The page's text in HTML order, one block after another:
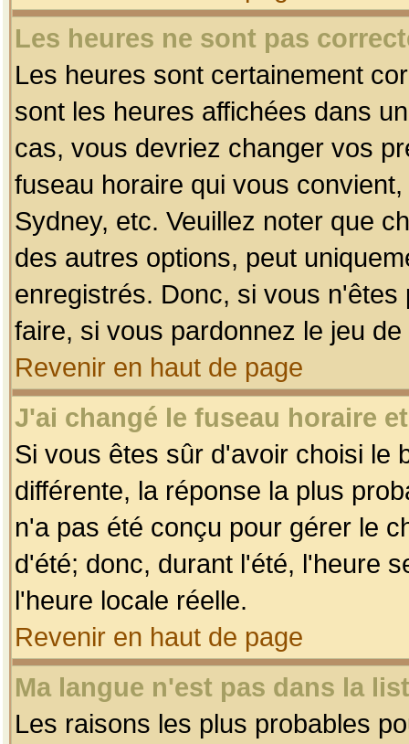
Les heures ne sont pas
Les heures sont certainement
sont les heures affichées dans
cas, vous devriez changer vos
fuseau horaire qui vous
Sydney, etc. Veuillez noter que
des autres options, peut
enregistrés. Donc, si vous
faire, si vous pardonnez le jeu
Revenir en haut de page
J'ai changé le fuseau horaire
Si vous êtes sûr d'avoir choisi le
différente, la réponse la plus
n'a pas été conçu pour gérer le
d'été; donc, durant l'été, l'heure
l'heure locale réelle.
Revenir en haut de page
Ma langue n'est pas dans la
Les raisons les plus probables